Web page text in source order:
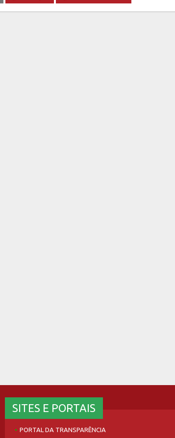
SITES E PORTAIS
PORTAL DA TRANSPARÊNCIA